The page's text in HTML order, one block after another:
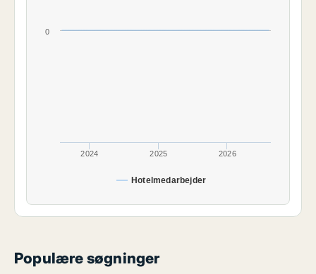
Hotelmedarbejder
2024 2025 2026
0
Populære søgninger